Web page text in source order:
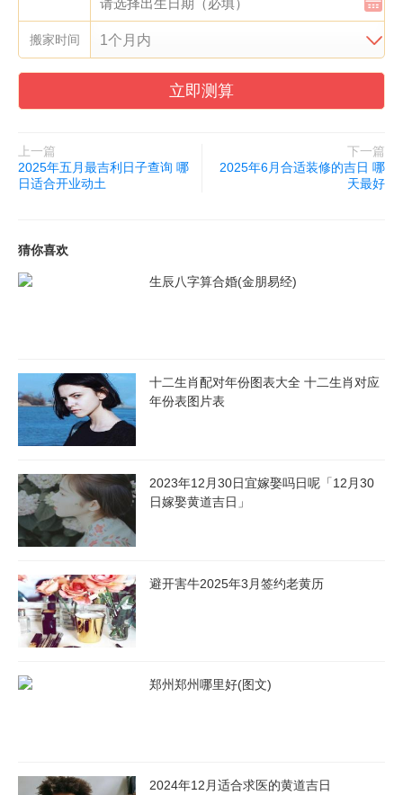
搬家时间
立即测算
上一篇
2025年五月最吉利日子查询 哪
日适合开业动土
下一篇
2025年6月合适装修的吉日 哪
天最好
猜你喜欢
生辰八字算合婚(金朋易经)
十二生肖配对年份图表大全 十二生肖对应
年份表图片表
2023年12月30日宜嫁娶吗日呢「12月30
日嫁娶黄道吉日」
避开害牛2025年3月签约老黄历
郑州郑州哪里好(图文)
2024年12月适合求医的黄道吉日